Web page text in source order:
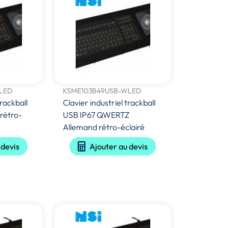
rétro-
KSME103B49USB-WLED
Clavier industriel trackball
USB IP67 QWERTZ
Allemand rétro-éclairé
Ajouter au devis